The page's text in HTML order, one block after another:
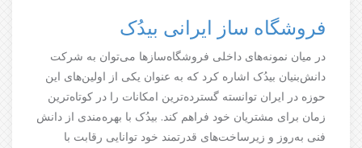
فروشگاه ساز ایرانی بیدُک
در میان نمونه‌های داخلی فروشگاه‌سازها می‌توان به شرکت
دانش‌بنیان بیدُک اشاره کرد که به عنوان یکی از اولین‌های این
حوزه در ایران توانسته گسترده‌ترین امکانات را در کوتاه‌ترین
زمان برای مشتریان خود فراهم کند. بیدُک با بهره‌مندی از دانش
فنی به‌روز و زیرساخت‌های قدرتمند خود توانایی رقابت با